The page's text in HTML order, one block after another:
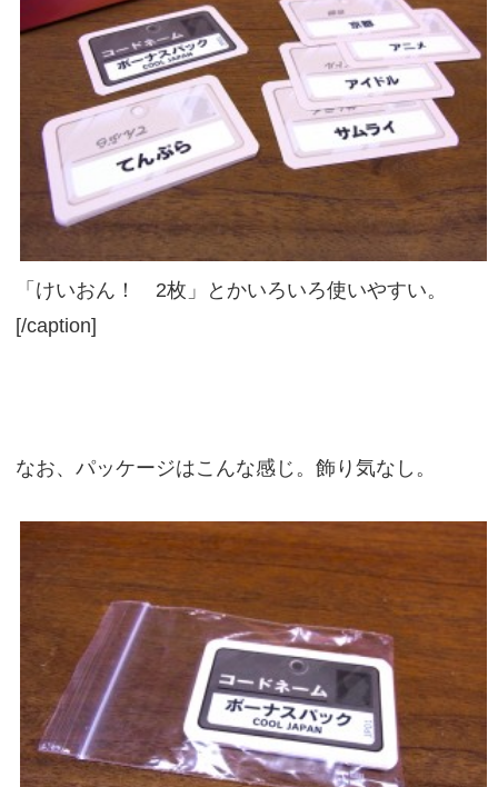
「けいおん！ 2枚」とかいろいろ使いやすい。
[/caption]
なお、パッケージはこんな感じ。飾り気なし。